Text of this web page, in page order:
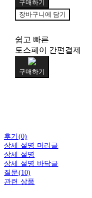
구매하기
장바구니에 담기
쉽고 빠른
토스페이 간편결제
구매하기
후기(0)
상세 설명 머리글
상세 설명
상세 설명 바닥글
질문(10)
관련 상품